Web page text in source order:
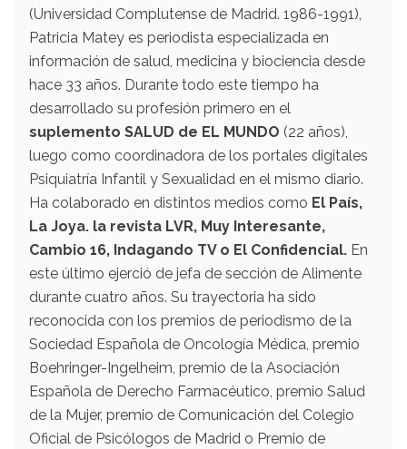
(Universidad Complutense de Madrid. 1986-1991),
Patricia Matey es periodista especializada en
información de salud, medicina y biociencia desde
hace 33 años. Durante todo este tiempo ha
desarrollado su profesión primero en el
suplemento SALUD de EL MUNDO (22 años),
luego como coordinadora de los portales digitales
Psiquiatría Infantil y Sexualidad en el mismo diario.
Ha colaborado en distintos medios como El País,
La Joya. la revista LVR, Muy Interesante,
Cambio 16, Indagando TV o El Confidencial. En
este último ejerció de jefa de sección de Alimente
durante cuatro años. Su trayectoria ha sido
reconocida con los premios de periodismo de la
Sociedad Española de Oncología Médica, premio
Boehringer-Ingelheim, premio de la Asociación
Española de Derecho Farmacéutico, premio Salud
de la Mujer, premio de Comunicación del Colegio
Oficial de Psicólogos de Madrid o Premio de